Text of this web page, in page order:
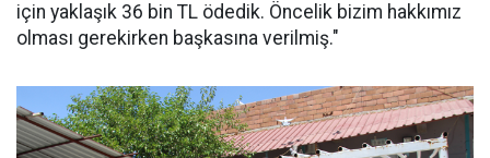
için yaklaşık 36 bin TL ödedik. Öncelik bizim hakkımız
olması gerekirken başkasına verilmiş."